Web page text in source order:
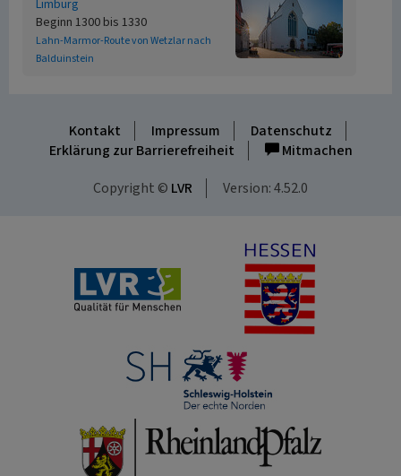
Limburg
Beginn 1300 bis 1330
Lahn-Marmor-Route von Wetzlar nach
Balduinstein
Kontakt Impressum
Datenschutz
Erklärung zur Barrierefreiheit
Mitmachen
Copyright © LVR Version: 4.52.0